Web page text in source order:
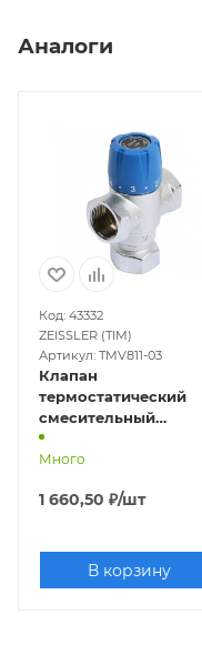
Аналоги
Код: 43332
ZEISSLER (TIM)
Артикул: TMV811-03
Клапан
термостатический
смесительный
ZEISSLER ВР 3/4" (для
систем ГВС и
оС )
Много
1 660,50 ₽/шт
В корзину